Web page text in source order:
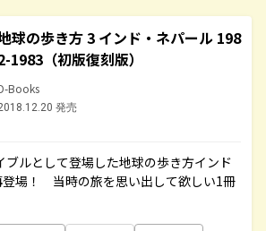
球の歩き方 3 インド・ネパール 198
1983（初版復刻版）
Books
発売
ブルとして登場した地球の歩き方インド
登場！ 当時の旅を思い出して欲しい1冊